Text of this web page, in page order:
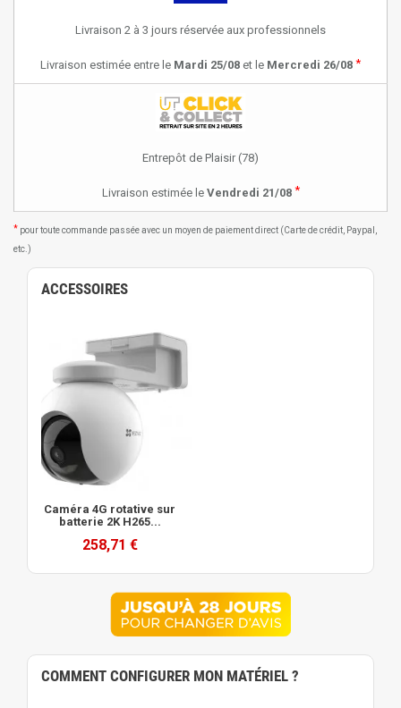
Livraison 2 à 3 jours réservée aux professionnels
Livraison estimée entre le Mardi 25/08 et le Mercredi 26/08 *
Entrepôt de Plaisir (78)
Livraison estimée le Vendredi 21/08 *
* pour toute commande passée avec un moyen de paiement direct (Carte de crédit, Paypal,
etc.)
ACCESSOIRES
Caméra 4G rotative sur
batterie 2K H265...
258,71 €
COMMENT CONFIGURER MON MATÉRIEL ?